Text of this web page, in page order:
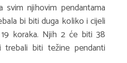
njihovim pendantama
bi biti duga koliko i cijeli
koraka. Njih 2 će biti 38
trebali biti težine pendanti